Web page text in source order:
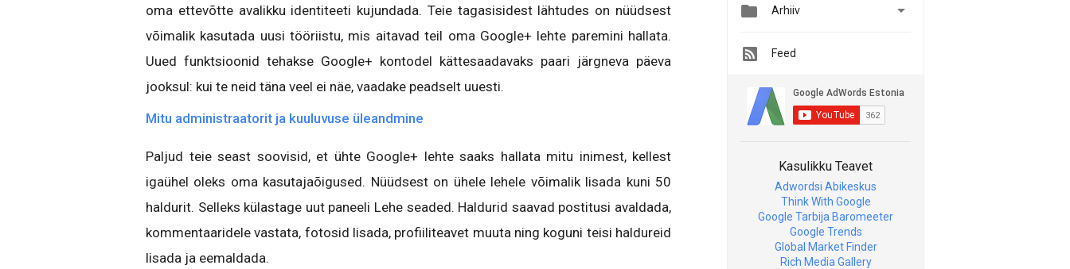
oma ettevõtte avalikku identiteeti kujundada. Teie tagasisidest lähtudes on nüüdsest
võimalik kasutada uusi tööriistu, mis aitavad teil oma Google+ lehte paremini hallata.
Uued funktsioonid tehakse Google+ kontodel kättesaadavaks paari järgneva päeva
jooksul: kui te neid täna veel ei näe, vaadake peadselt uuesti.
Mitu administraatorit ja kuuluvuse üleandmine
Paljud teie seast soovisid, et ühte Google+ lehte saaks hallata mitu inimest, kellest
igaühel oleks oma kasutajaõigused. Nüüdsest on ühele lehele võimalik lisada kuni 50
haldurit. Selleks külastage uut paneeli Lehe seaded. Haldurid saavad postitusi avaldada,
kommentaaridele vastata, fotosid lisada, profiiliteavet muuta ning koguni teisi haldureid
lisada ja eemaldada.
 Arhiiv 
Feed
Kasulikku Teavet
Adwordsi Abikeskus
Think With Google
Google Tarbija Baromeeter
Google Trends
Global Market Finder
Rich Media Gallery